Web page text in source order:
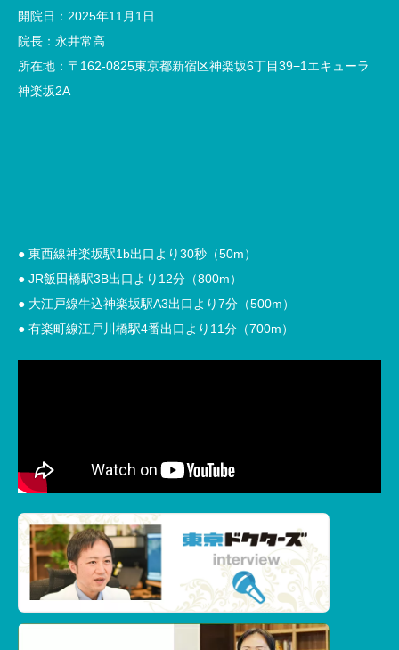
開院日：2025年11月1日
院長：永井常高
所在地：〒162-0825東京都新宿区神楽坂6丁目39−1エキューラ
神楽坂2A
● 東西線神楽坂駅1b出口より30秒（50m）
● JR飯田橋駅3B出口より12分（800m）
● 大江戸線牛込神楽坂駅A3出口より7分（500m）
● 有楽町線江戸川橋駅4番出口より11分（700m）